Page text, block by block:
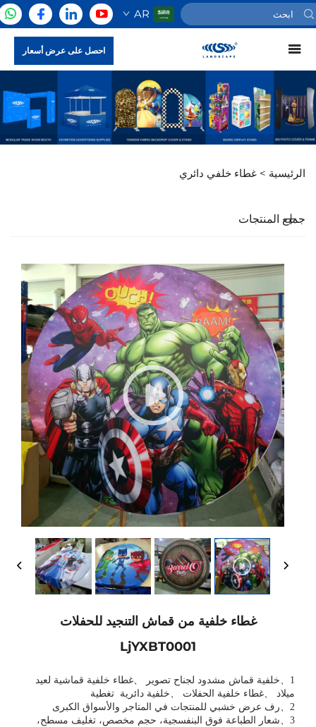
AR
احصل على عرض أسعار
الرئيسية > غطاء خلفي دائري
جميع المنتجات
غطاء خلفية من قماش التنجيد للحفلات
LjYXBT0001
、 خلفية قماش مشدود لجناح تصوير、
غطاء خلفية قماشية لعيد
ميلاد、 غطاء خلفية الحفلات、 خلفية دائرية تغطية
、
رف عرض خشبي للمنتجات في المتاجر والأسواق الكبرى
、
شعار الطباعة فوق البنفسجية، حجم مخصص، تغليف مسطح،